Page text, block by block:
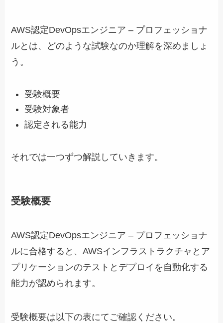
AWS認定DevOpsエンジニア – プロフェッショナ
ルとは、どのような試験なのか理解を深めましょ
う。
受験概要
受験対象者
認定される能力
それでは一つずつ解説していきます。
受験概要
AWS認定DevOpsエンジニア – プロフェッショナ
ルに合格すると、AWSインフラストラクチャとア
プリケーションのテストとデプロイを自動化する
能力が認められます。
受験概要は以下の表にてご確認ください。